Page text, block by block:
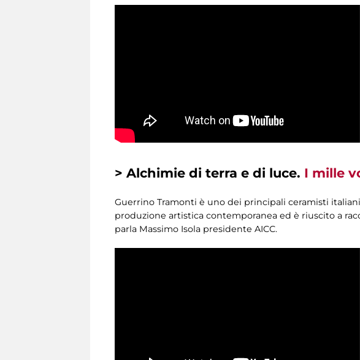
> Alchimie di terra e di luce. I mille
Guerrino Tramonti è uno dei principali ceramisti italiani
produzione artistica contemporanea ed è riuscito a
parla Massimo Isola presidente AICC.